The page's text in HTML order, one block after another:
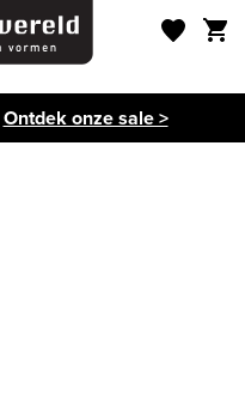
Ontdek onze sale >